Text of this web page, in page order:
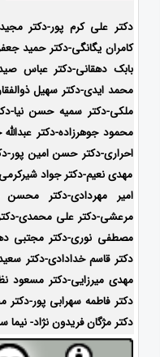
دکتر علی کرم پور-دکتر
کامران یگانگی-دکتر حمید
بابک دهقانی-دکتر عباس
محمد ایدی-دکتر سهیل
ملکی-دکتر سمیه حسن نیا-
محمود جوهرزاده-دکتر
احراری-دکتر حسن امین پور-
مهدی نعیم-دکتر جواد
امیر مهردادی-دکتر
مرعشی-دکتر علی محمدی-
مصطفی نوری-دکتر مجتبی
دکتر قاسم خدادادی-دکتر
مهدی میرزایی-دکتر مسعود
دکتر فاطمه سهرابی پور-دکتر
دکتر مژگان فریدون نژاد- نیما